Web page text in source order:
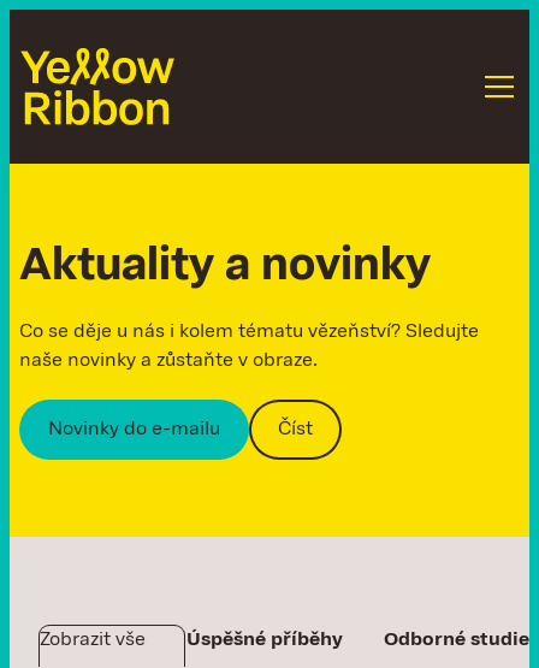
Aktuality a novinky
Co se děje u nás i kolem tématu vězeňství? Sledujte
naše novinky a zůstaňte v obraze.
Novinky do e-mailu Číst
Zobrazit vše Úspěšné příběhy Odborné studie